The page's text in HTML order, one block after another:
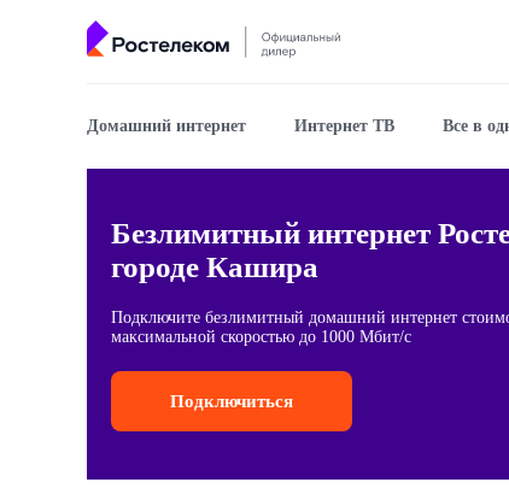
Домашний интернет Интернет ТВ Все в
Безлимитный интернет
городе Кашира
Подключите безлимитный домашний интернет
максимальной скоростью до 1000 Мбит/с
Подключиться